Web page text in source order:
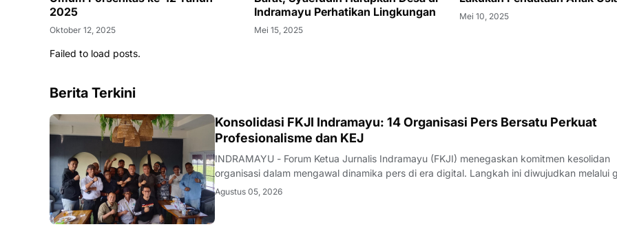
2025
Oktober 12, 2025
Indramayu Perhatikan Lingkungan
Mei 15, 2025
Mei 10, 2025
Failed to load posts.
Berita Terkini
Konsolidasi FKJI Indramayu: 14 Organisasi Pers Bersatu Perkuat
Profesionalisme dan KEJ
INDRAMAYU - Forum Ketua Jurnalis Indramayu (FKJI) menegaskan komitmen kesolidan
organisasi dalam mengawal dinamika pers di era digital. Langkah ini diwujudkan melalui
rapat konsolidasi internal bertempat di Rumah Makan Payoe, Jalan Olahraga, Indramayu,
Agustus 05, 2026